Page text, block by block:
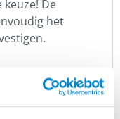
De
het
tot de ligging
passende